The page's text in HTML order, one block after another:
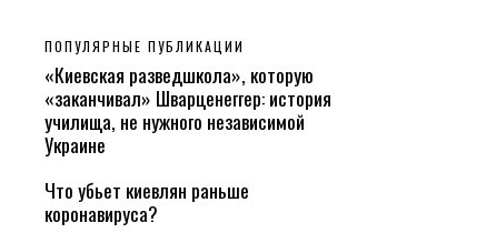
ПОПУЛЯРНЫЕ ПУБЛИКАЦИИ
«Киевская разведшкола», которую
«заканчивал» Шварценеггер: история
училища, не нужного независимой
Украине
Что убьет киевлян раньше
коронавируса?